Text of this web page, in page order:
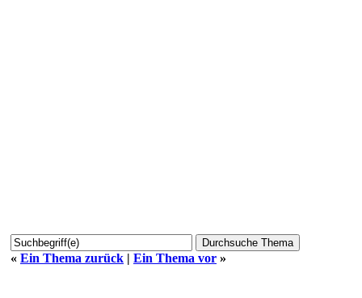
« Ein Thema zurück | Ein Thema vor »